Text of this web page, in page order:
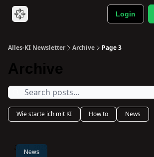
Login
Alles-KI Newsletter Archive Page 3
Archive
Wie starte ich mit KI How to News
News
Jul 01, 2025